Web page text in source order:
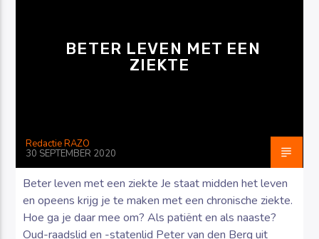
BETER LEVEN MET EEN
ZIEKTE
Redactie RAZO
30 SEPTEMBER 2020
Beter leven met een ziekte Je staat midden het leven
en opeens krijg je te maken met een chronische ziekte.
Hoe ga je daar mee om? Als patiënt en als naaste?
Oud-raadslid en -statenlid Peter van den Berg uit